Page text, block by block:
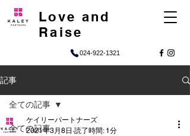
024-922-1321
Love and
Raise
記事
全ての記事
全ての記事
ケイリーパートナーズ
2021年3月8日 読了時間: 1分